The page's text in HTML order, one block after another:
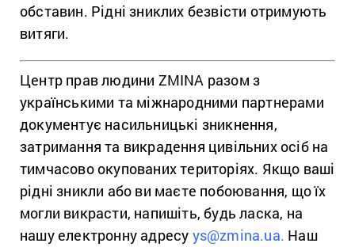
обставин. Рідні зниклих безвісти отримують
витяги.
Центр прав людини ZMINA разом з
українськими та міжнародними партнерами
документує насильницькі зникнення,
затримання та викрадення цивільних осіб на
тимчасово окупованих територіях. Якщо ваші
рідні зникли або ви маєте побоювання, що їх
могли викрасти, напишіть, будь ласка, на
нашу електронну адресу ys@zmina.ua. Наш